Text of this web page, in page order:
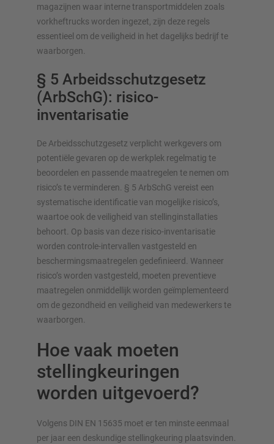
magazijnen waar interne transportmiddelen zoals
vorkheftrucks worden ingezet, zijn deze regels
essentieel om de veiligheid in het dagelijks bedrijf te
waarborgen.
§ 5 Arbeidsschutzgesetz
(ArbSchG): risico-
inventarisatie
De Arbeidsschutzgesetz verplicht werkgevers om
potentiële gevaren op de werkplek regelmatig te
beoordelen en passende maatregelen te nemen om
risico’s te verminderen. § 5 ArbSchG vereist een
systematische identificatie van mogelijke risico’s,
waartoe ook de veiligheid van stellinginstallaties
behoort. Op basis van deze risico-inventarisatie
worden controle-intervallen vastgesteld en
beschermingsmaatregelen gedefinieerd. Wanneer
risico’s worden vastgesteld, moeten preventieve
maatregelen onmiddellijk worden geïmplementeerd
om de gezondheid en veiligheid van medewerkers te
waarborgen.
Hoe vaak moeten
stellingkeuringen
worden uitgevoerd?
Volgens DIN EN 15635 moet er ten minste eenmaal
per jaar een deskundige stellingkeuring plaatsvinden.